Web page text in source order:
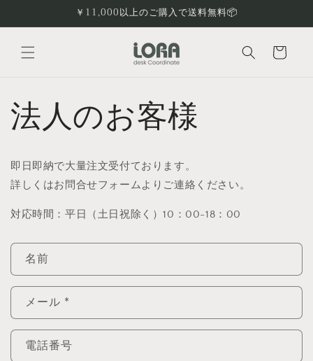
進む
￥11,000以上のご購入で送料無料📦
ー
法人のお客様
即日即納で大量注文受付ております。
詳しくはお問合せフォームよりご連絡ください。
対応時間：平日（土日祝除く）10：00-18：00
お
問
い
合
わ
せ
名前
メール *
電話番号